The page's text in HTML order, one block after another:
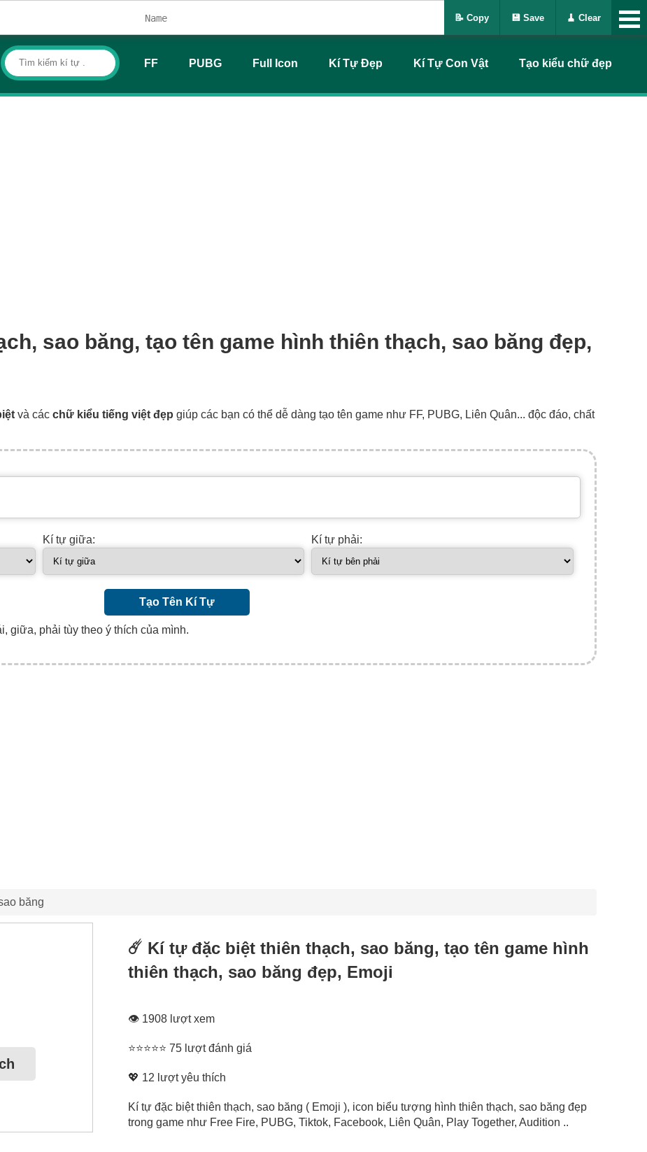
FF PUBG Full Icon Kí Tự Đẹp Kí Tự Con Vật Tạo kiểu chữ đẹp
sao băng, tạo tên game hình thiên thạch, sao băng đẹp,
và các chữ kiểu tiếng việt đẹp giúp các bạn có thể dễ dàng tạo tên game như FF, PUBG, Liên Quân... độc đáo, chất
Kí tự giữa: Kí tự phải:
Tạo Tên Kí Tự
giữa, phải tùy theo ý thích của mình.
băng
☄️ Kí tự đặc biệt thiên thạch, sao băng, tạo tên game hình
thiên thạch, sao băng đẹp, Emoji
👁 1908 lượt xem
⭐⭐⭐⭐⭐ 75 lượt đánh giá
💖 12 lượt yêu thích
Kí tự đặc biệt thiên thạch, sao băng ( Emoji ), icon biểu tượng hình thiên thạch, sao băng đẹp
trong game như Free Fire, PUBG, Tiktok, Facebook, Liên Quân, Play Together, Audition ..
📝 Copy 💾 Save 🧹 Clear